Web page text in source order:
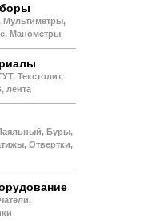
Мультиметры,
Манометры
Текстолит,
лента
Буры,
Отвертки,